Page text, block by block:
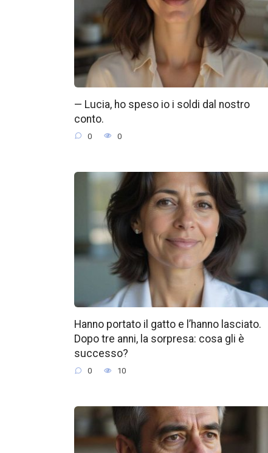
— Lucia, ho speso io i soldi dal nostro
conto.
0 0
Hanno portato il gatto e l’hanno lasciato.
Dopo tre anni, la sorpresa: cosa gli è
successo?
0 10